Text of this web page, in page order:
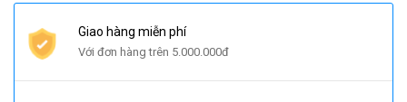
Giao hàng miễn phí
Với đơn hàng trên 5.000.000đ